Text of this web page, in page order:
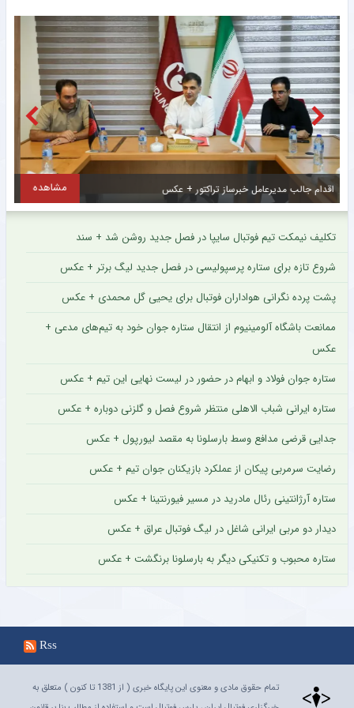
انتخاب سرمربی جدید برای فصل پیش‌روی سایپا + عکس مشاهده
تکلیف نیمکت تیم فوتبال سایپا در فصل جدید روشن شد + سند
شروع تازه برای ستاره پرسپولیسی در فصل جدید لیگ برتر + عکس
پشت پرده نگرانی هواداران فوتبال برای یحیی گل محمدی + عکس
ممانعت باشگاه آلومینیوم از انتقال ستاره جوان خود به تیم‌های مدعی +
عکس
ستاره جوان فولاد و ابهام در حضور در لیست نهایی این تیم + عکس
ستاره ایرانی شباب الاهلی منتظر شروع فصل و گلزنی دوباره + عکس
جدایی قرضی مدافع وسط بارسلونا به مقصد لیورپول + عکس
رضایت سرمربی پیکان از عملکرد بازیکنان جوان تیم + عکس
ستاره آرژانتینی رئال مادرید در مسیر فیورنتینا + عکس
دیدار دو مربی ایرانی شاغل در لیگ فوتبال عراق + عکس
ستاره محبوب و تکنیکی دیگر به بارسلونا برنگشت + عکس
Rss
تمام حقوق مادی و معنوی این پایگاه خبری ( از 1381 تا کنون ) متعلق به